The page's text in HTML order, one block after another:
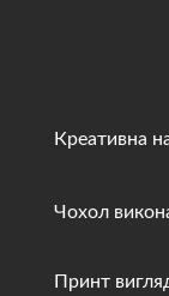
Креативна
Чохол
Принт